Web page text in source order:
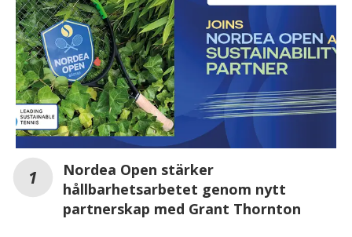
Nordea Open stärker
hållbarhetsarbetet genom nytt
partnerskap med Grant Thornton